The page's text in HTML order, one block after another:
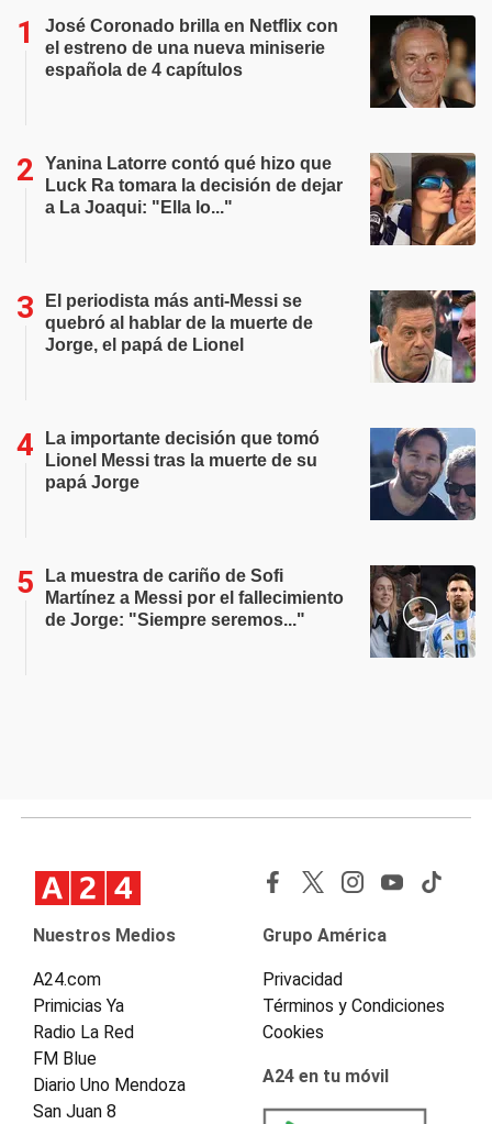
José Coronado brilla en Netflix con
el estreno de una nueva miniserie
española de 4 capítulos
Yanina Latorre contó qué hizo que
Luck Ra tomara la decisión de dejar
a La Joaqui: "Ella lo..."
El periodista más anti-Messi se
quebró al hablar de la muerte de
Jorge, el papá de Lionel
La importante decisión que tomó
Lionel Messi tras la muerte de su
papá Jorge
La muestra de cariño de Sofi
Martínez a Messi por el fallecimiento
de Jorge: "Siempre seremos..."
Nuestros Medios
A24.com
Primicias Ya
Radio La Red
FM Blue
Diario Uno Mendoza
San Juan 8
Grupo América
Privacidad
Términos y Condiciones
Cookies
A24 en tu móvil